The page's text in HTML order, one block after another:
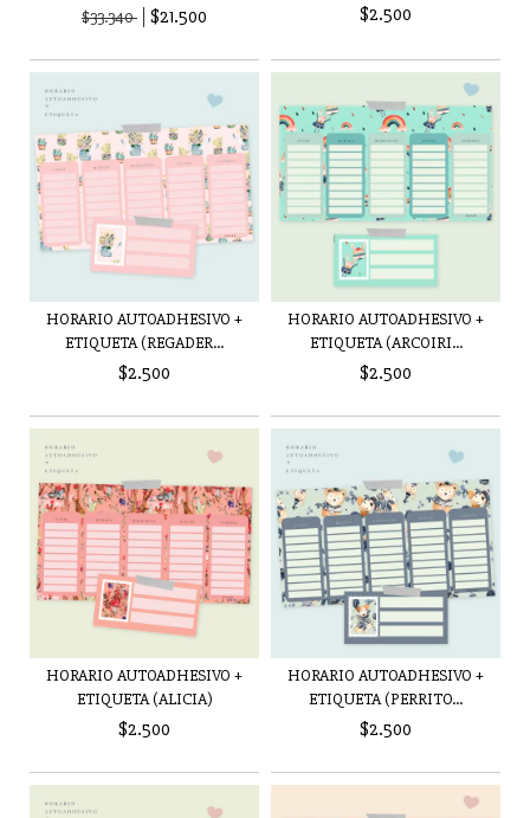
$33.340
$21.500 $2.500
HORARIO AUTOADHESIVO +
ETIQUETA (REGADER...
$2.500
HORARIO AUTOADHESIVO +
ETIQUETA (ARCOIRI...
$2.500
HORARIO AUTOADHESIVO +
ETIQUETA (ALICIA)
$2.500
HORARIO AUTOADHESIVO +
ETIQUETA (PERRITO...
$2.500